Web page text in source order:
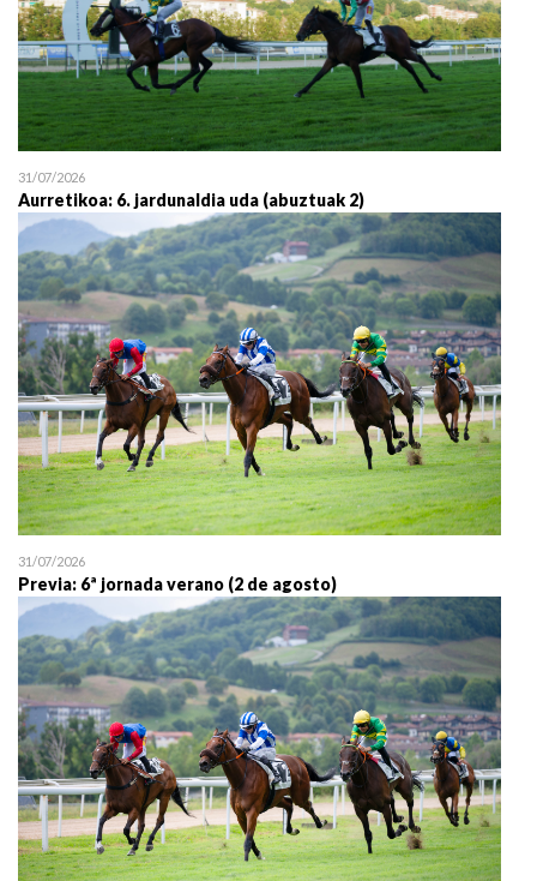
31/07/2026
Aurretikoa: 6. jardunaldia uda (abuztuak 2)
31/07/2026
Previa: 6ª jornada verano (2 de agosto)